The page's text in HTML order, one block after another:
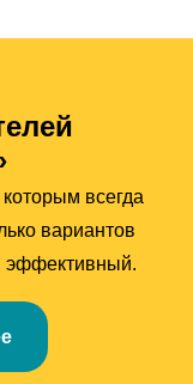
всегда
вариантов
эффективный.